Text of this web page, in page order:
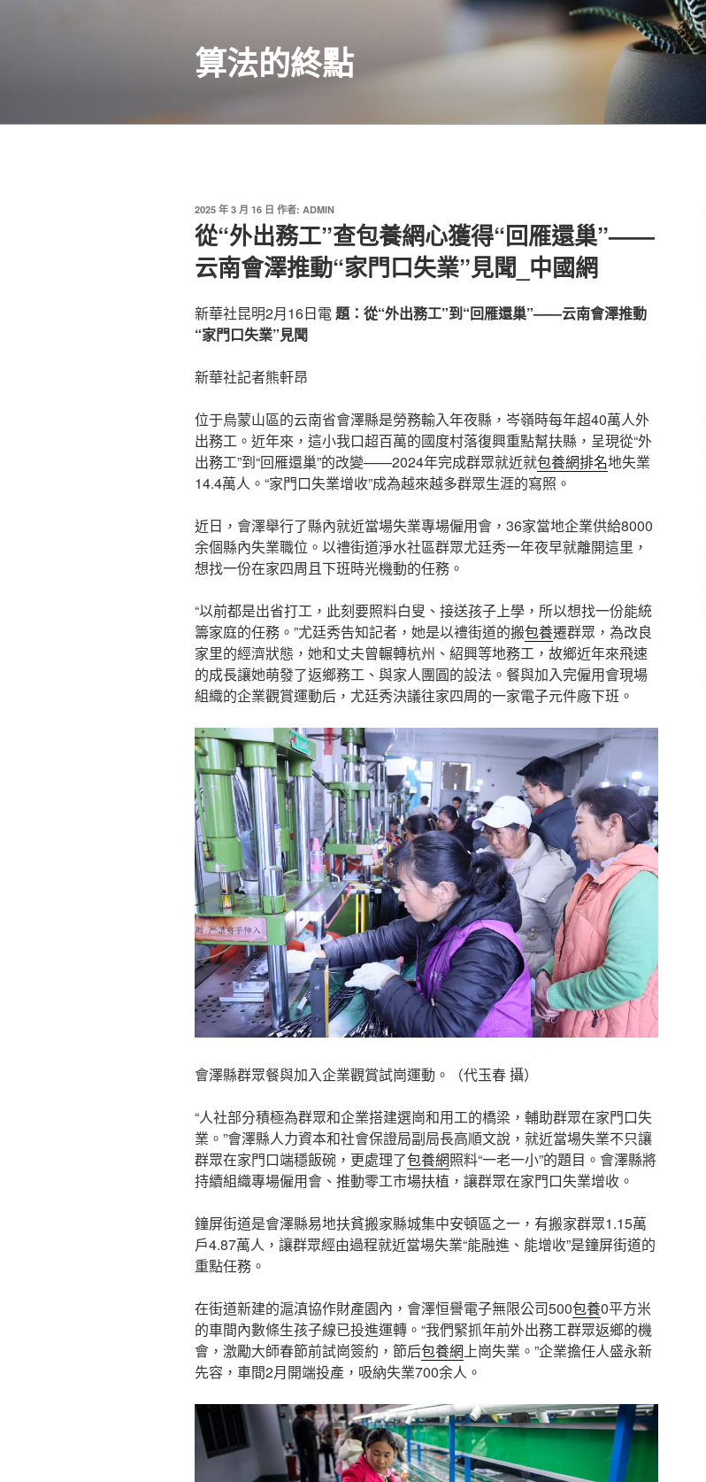
算法的終點
發
佈
於
2025 年 3 月 16 日 作者: ADMIN
從“外出務工”查包養網心獲得“回雁還巢”——
云南會澤推動“家門口失業”見聞_中國網
新華社昆明2月16日電題：從“外出務工”到“回雁還巢”——云南會澤推動
“家門口失業”見聞
新華社記者熊軒昂
位于烏蒙山區的云南省會澤縣是勞務輸入年夜縣，岑嶺時每年超40萬人外
出務工。近年來，這小我口超百萬的國度村落復興重點幫扶縣，呈現從“外
出務工”到“回雁還巢”的改變——2024年完成群眾就近就包養網排名地失業
14.4萬人。“家門口失業增收”成為越來越多群眾生涯的寫照。
近日，會澤舉行了縣內就近當場失業專場僱用會，36家當地企業供給8000
余個縣內失業職位。以禮街道淨水社區群眾尤廷秀一年夜早就離開這里，
想找一份在家四周且下班時光機動的任務。
“以前都是出省打工，此刻要照料白叟、接送孩子上學，所以想找一份能統
籌家庭的任務。”尤廷秀告知記者，她是以禮街道的搬包養遷群眾，為改良
家里的經濟狀態，她和丈夫曾輾轉杭州、紹興等地務工，故鄉近年來飛速
的成長讓她萌發了返鄉務工、與家人團圓的設法。餐與加入完僱用會現場
組織的企業觀賞運動后，尤廷秀決議往家四周的一家電子元件廠下班。
會澤縣群眾餐與加入企業觀賞試崗運動。（代玉春 攝）
“人社部分積極為群眾和企業搭建選崗和用工的橋梁，輔助群眾在家門口失
業。”會澤縣人力資本和社會保證局副局長高順文說，就近當場失業不只讓
群眾在家門口端穩飯碗，更處理了包養網照料“一老一小”的題目。會澤縣將
持續組織專場僱用會、推動零工市場扶植，讓群眾在家門口失業增收。
鐘屏街道是會澤縣易地扶貧搬家縣城集中安頓區之一，有搬家群眾1.15萬
戶4.87萬人，讓群眾經由過程就近當場失業“能融進、能增收”是鐘屏街道的
重點任務。
在街道新建的滬滇協作財產園內，會澤恒譽電子無限公司500包養0平方米
的車間內數條生孩子線已投進運轉。“我們緊抓年前外出務工群眾返鄉的機
會，激勵大師春節前試崗簽約，節后包養網上崗失業。”企業擔任人盛永新
先容，車間2月開端投產，吸納失業700余人。